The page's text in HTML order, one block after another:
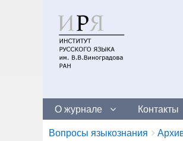
О журнале Контакты
Breadcrumbs
You
Вопросы языкознания